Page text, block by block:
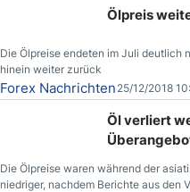
Ölpreis
Die Ölpreise endeten im Juli deutlich
hinein weiter zurück
Forex Nachrichten 25/12/2018
Öl verliert
Die Ölpreise waren während der
niedriger, nachdem Berichte aus den